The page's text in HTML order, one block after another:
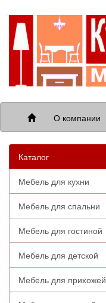
О компании
Каталог
Мебель для кухни
Мебель для спальни
Мебель для гостиной
Мебель для детской
Мебель для прихожей